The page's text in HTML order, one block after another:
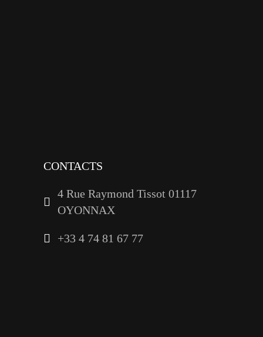
CONTACTS
4 Rue Raymond Tissot 01117
OYONNAX
+33 4 74 81 67 77